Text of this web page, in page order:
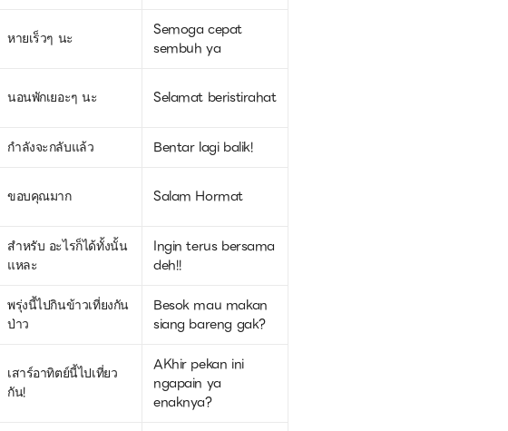
หายเร็วๆ นะ
Semoga cepat
sembuh ya
นอนพักเยอะๆ นะ Selamat beristirahat
กำลังจะกลับแล้ว Bentar lagi balik!
ขอบคุณมาก Salam Hormat
สำหรับ อะไรก็ได้ทั้งนั้น
แหละ
Ingin terus bersama
deh!!
พรุ่งนี้ไปกินข้าวเที่ยงกัน
ป่าว
Besok mau makan
siang bareng gak?
เสาร์อาทิตย์นี้ไปเที่ยว
กัน!
AKhir pekan ini
ngapain ya
enaknya?